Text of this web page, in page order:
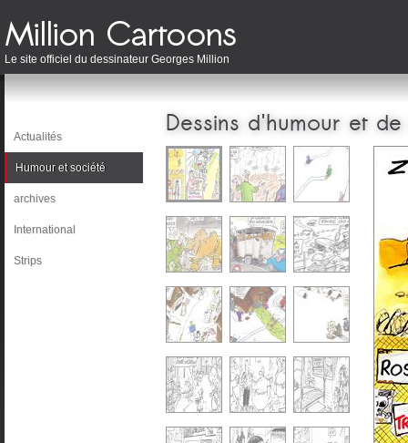
Le site officiel du dessinateur Georges Million
Actualités
Humour et société
archives
International
Strips
Dessins d'humour et